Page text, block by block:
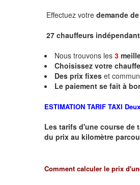
Effectuez votre demande
27 chauffeurs
Nous trouvons les 3
Choisissez votre
Des prix fixes et
Le paiement se fait à
ESTIMATION TARIF TAXI
Les tarifs d'une course de
du prix au kilomètre
Comment calculer le prix